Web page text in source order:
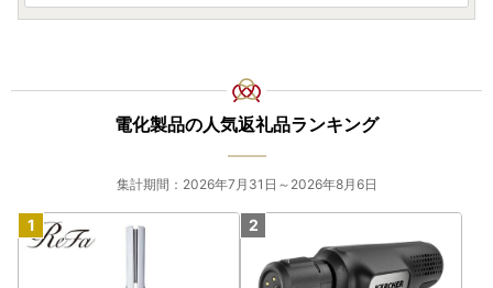
電化製品の人気返礼品ランキング
集計期間：2026年7月31日～2026年8月6日